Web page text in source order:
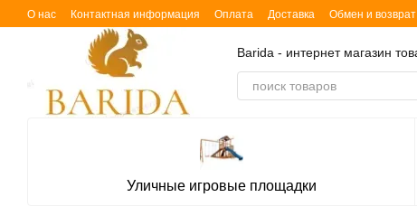
Перейти к основному контенту
О нас Контактная информация Оплата Доставка Обмен и возврат
Barida - интернет магазин
Уличные игровые площадки